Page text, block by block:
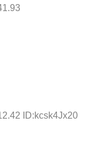
ID:kcsk4Jx20